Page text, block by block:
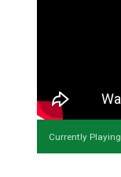
Currently Playing